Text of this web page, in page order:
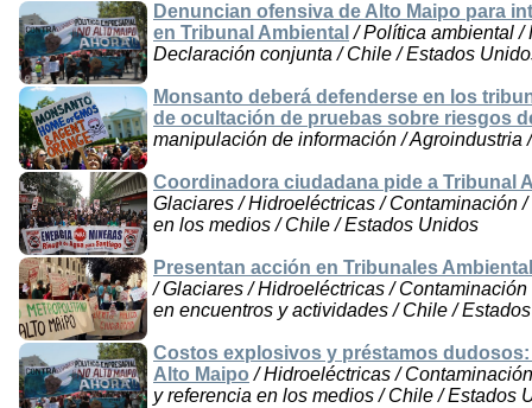
Denuncian ofensiva de Alto Maipo para
en Tribunal Ambiental / Política ambiental /
Declaración conjunta / Chile / Estados
Monsanto deberá defenderse en los
de ocultación de pruebas sobre riesgos
manipulación de información /
Coordinadora ciudadana pide a Tribunal
Glaciares / Hidroeléctricas / Contaminación
en los medios / Chile / Estados Unidos
Presentan acción en Tribunales
/ Glaciares / Hidroeléctricas /
en encuentros y actividades / Chile /
Costos explosivos y préstamos
Alto Maipo / Hidroeléctricas /
y referencia en los medios / Chile / Estados